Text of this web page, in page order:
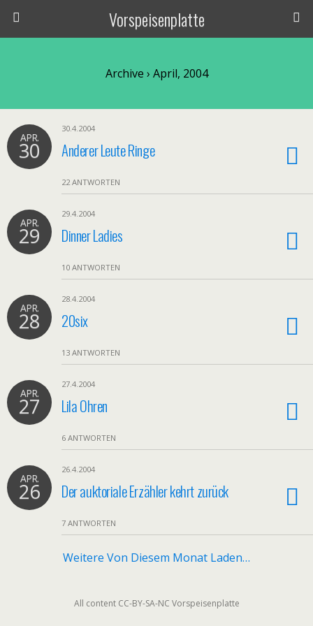
Vorspeisenplatte
Archive › April, 2004
APR.
30
30.4.2004
Anderer Leute Ringe
22 ANTWORTEN
APR.
29
29.4.2004
Dinner Ladies
10 ANTWORTEN
APR.
28
28.4.2004
20six
13 ANTWORTEN
APR.
27
27.4.2004
Lila Ohren
6 ANTWORTEN
APR.
26
26.4.2004
Der auktoriale Erzähler kehrt zurück
7 ANTWORTEN
Weitere Von Diesem Monat Laden…
All content CC-BY-SA-NC Vorspeisenplatte